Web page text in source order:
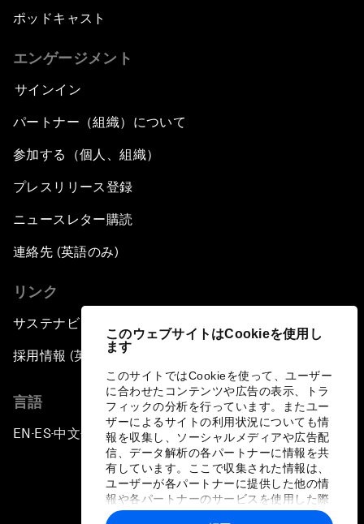
このウェブサイトはCookieを使用し
ます
このサイトではCookieを使って、ユーザー
に合わせたコンテンツや広告の表示、トラ
フィックの分析を行っています。またユー
ザーによるサイトの利用状況についても情
報を収集し、ソーシャルメディアや広告配
信、データ解析の各パートナーに情報を共
有しています。ここで収集された情報は、
ユーザーが各パートナーに提供した他の情
報や各パートナーのサービスを使用した際
に収集された情報と組み合わされ、各パー
ポッドキャスト
エンゲージメント
サインイン
パートナー（組織）について
参加する（個人、組織）
プレスリリース登録
ニュースレター購読
連絡先 (英語のみ)
リンク
サステナビリティへの取り組み
採用情報 (英語のみ)
言語
EN ▪ES▪中文▪ 日本語